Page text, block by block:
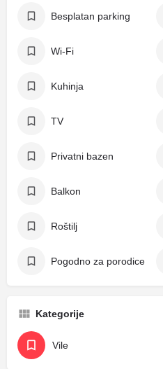
Besplatan parking
Wi-Fi
Kuhinja
TV
Privatni bazen
Balkon
Roštilj
Pogodno za porodice
Kategorije
Vile